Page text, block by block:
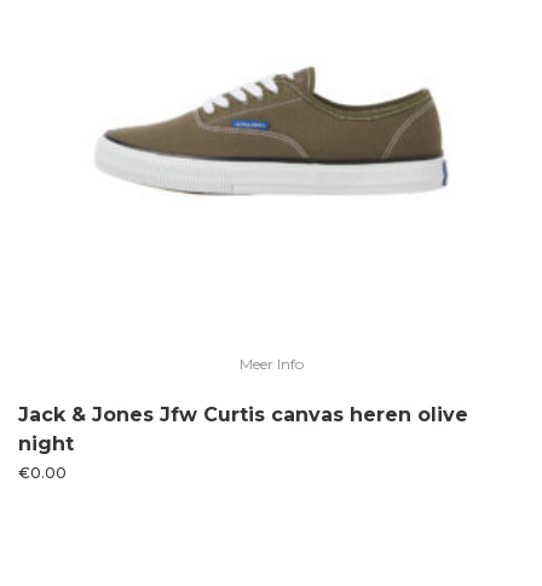
Meer Info
Jack & Jones Jfw Curtis canvas heren olive
night
€0.00